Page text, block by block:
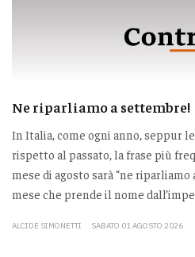
Ne riparliamo a settembre!
In Italia, come ogni anno, seppur
rispetto al passato, la frase più
mese di agosto sarà “ne
mese che prende il nome
ALCIDE SIMONETTI SABATO 01 AGOSTO 2026